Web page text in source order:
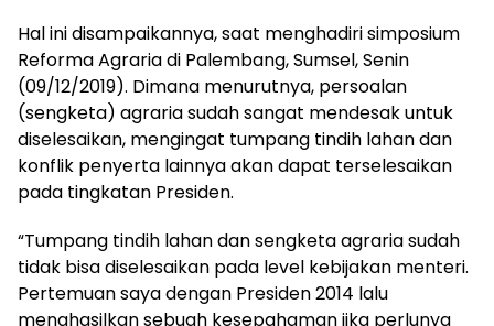
Hal ini disampaikannya, saat menghadiri simposium
Reforma Agraria di Palembang, Sumsel, Senin
(09/12/2019). Dimana menurutnya, persoalan
(sengketa) agraria sudah sangat mendesak untuk
diselesaikan, mengingat tumpang tindih lahan dan
konflik penyerta lainnya akan dapat terselesaikan
pada tingkatan Presiden.
“Tumpang tindih lahan dan sengketa agraria sudah
tidak bisa diselesaikan pada level kebijakan menteri.
Pertemuan saya dengan Presiden 2014 lalu
menghasilkan sebuah kesepahaman jika perlunya